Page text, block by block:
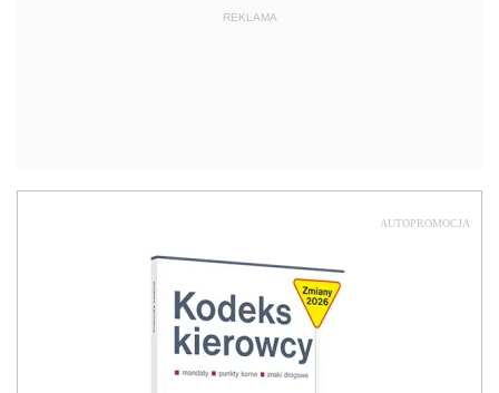
REKLAMA
AUTOPROMOCJA